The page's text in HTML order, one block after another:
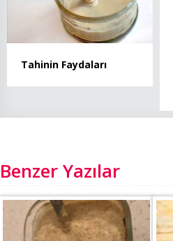
Tahinin Faydaları
Benzer Yazılar